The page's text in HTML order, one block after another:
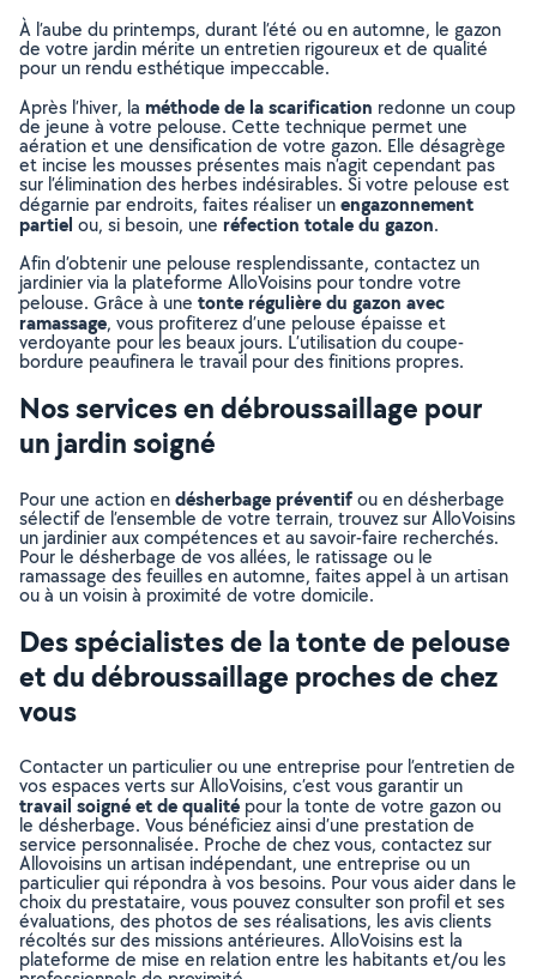
À l’aube du printemps, durant l’été ou en automne, le gazon
de votre jardin mérite un entretien rigoureux et de qualité
pour un rendu esthétique impeccable.
Après l’hiver, la méthode de la scarification redonne un coup
de jeune à votre pelouse. Cette technique permet une
aération et une densification de votre gazon. Elle désagrège
et incise les mousses présentes mais n’agit cependant pas
sur l’élimination des herbes indésirables. Si votre pelouse est
dégarnie par endroits, faites réaliser unengazonnement
partiel ou, si besoin, une réfection totale du gazon.
Afin d’obtenir une pelouse resplendissante, contactez un
jardinier via la plateforme AlloVoisins pour tondre votre
pelouse. Grâce à une tonte régulière du gazon avec
ramassage, vous profiterez d’une pelouse épaisse et
verdoyante pour les beaux jours. L’utilisation du coupe-
bordure peaufinera le travail pour des finitions propres.
Nos services en débroussaillage pour
un jardin soigné
Pour une action endésherbage préventifou en désherbage
sélectif de l’ensemble de votre terrain, trouvez sur AlloVoisins
un jardinier aux compétences et au savoir-faire recherchés.
Pour le désherbage de vos allées, le ratissage ou le
ramassage des feuilles en automne, faites appel à un artisan
ou à un voisin à proximité de votre domicile.
Des spécialistes de la tonte de pelouse
et du débroussaillage proches de chez
vous
Contacter un particulier ou une entreprise pour l’entretien de
vos espaces verts sur AlloVoisins, c’est vous garantir un
travail soigné et de qualité pour la tonte de votre gazon ou
le désherbage. Vous bénéficiez ainsi d’une prestation de
service personnalisée. Proche de chez vous, contactez sur
Allovoisins un artisan indépendant, une entreprise ou un
particulier qui répondra à vos besoins. Pour vous aider dans le
choix du prestataire, vous pouvez consulter son profil et ses
évaluations, des photos de ses réalisations, les avis clients
récoltés sur des missions antérieures. AlloVoisins est la
plateforme de mise en relation entre les habitants et/ou les